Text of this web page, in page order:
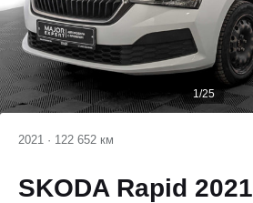
1/25
2021 · 122 652 км
SKODA Rapid 2021